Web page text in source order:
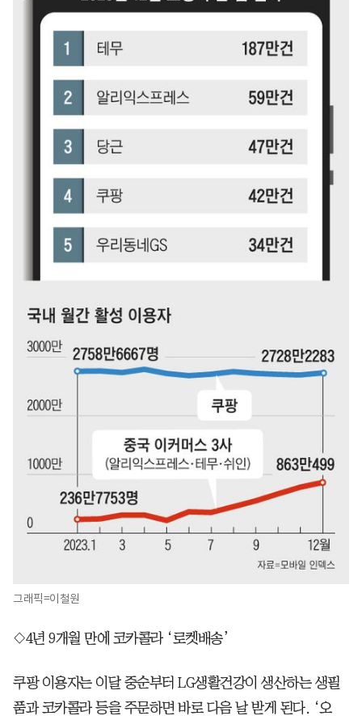
그래픽=이철원
◇4년 9개월 만에 코카콜라 ‘로켓배송’
쿠팡 이용자는 이달 중순부터 LG생활건강이 생산하는 생필
품과 코카콜라 등을 주문하면 바로 다음 날 받게 된다. ‘오